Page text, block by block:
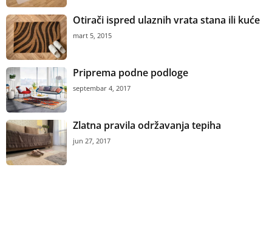
Otirači ispred ulaznih vrata stana ili kuće
mart 5, 2015
Priprema podne podloge
septembar 4, 2017
Zlatna pravila održavanja tepiha
jun 27, 2017